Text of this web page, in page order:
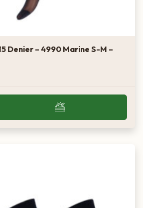
Denier – 4990 Marine S-M –